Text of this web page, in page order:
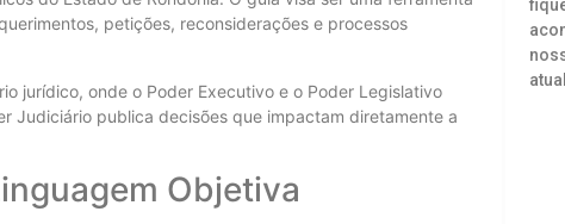
petições, reconsiderações e processos
jurídico, onde o Poder Executivo e o Poder Legislativo
Judiciário publica decisões que impactam diretamente a
Objetiva